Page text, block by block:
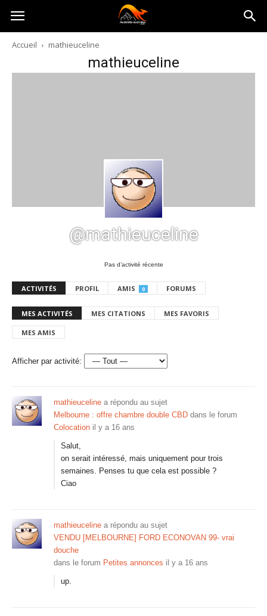
Australia-
australie.com
Accueil mathieuceline
mathieuceline
@mathieuceline
Pas d’activité récente
ACTIVITÉS PROFIL AMIS 0 FORUMS
MES ACTIVITÉS MES CITATIONS MES FAVORIS
MES AMIS
Afficher par activité:
mathieuceline a répondu au sujet
Melbourne : offre chambre double CBD dans le forum
Colocation il y a 16 ans
Salut,
on serait intéressé, mais uniquement pour trois
semaines. Penses tu que cela est possible ?
Ciao
mathieuceline a répondu au sujet
VENDU [MELBOURNE] FORD ECONOVAN 99- vrai
douche
dans le forum Petites annonces il y a 16 ans
up.